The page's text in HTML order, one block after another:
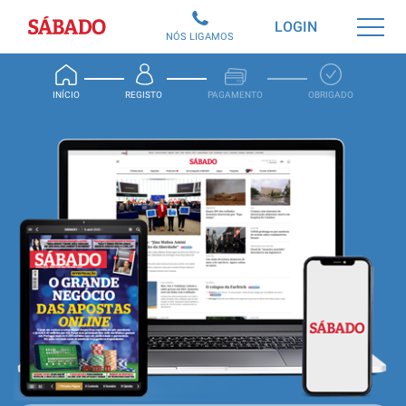
Sábado
INÍCIO REGISTO PAGAMENTO OBRIGADO
LOGIN
NÓS LIGAMOS